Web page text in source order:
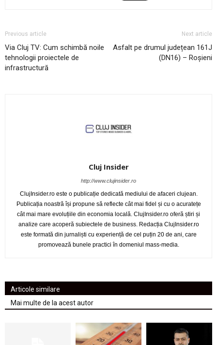
Previous article
Via Cluj TV: Cum schimbă noile
tehnologii proiectele de
infrastructură
Next article
Asfalt pe drumul județean 161J
(DN16) – Roșieni
Cluj Insider
http://www.clujinsider.ro
ClujInsider.ro este o publicație dedicată mediului de afaceri clujean.
Publicația noastră își propune să reflecte cât mai fidel și cu o acuratețe
cât mai mare evoluțiile din economia locală. ClujInsider.ro oferă știri și
analize care acoperă subiectele de business. Redacția ClujInsider.ro
este formată din jurnaliști cu experiență de cel puțin 20 de ani, care
promovează bunele practici în domeniul mass-media.
Articole similare
Mai multe de la acest autor